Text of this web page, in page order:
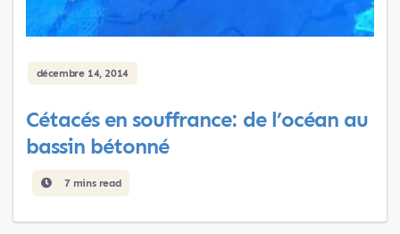
décembre 14, 2014
Cétacés en souffrance: de l’océan au
bassin bétonné
7 mins read